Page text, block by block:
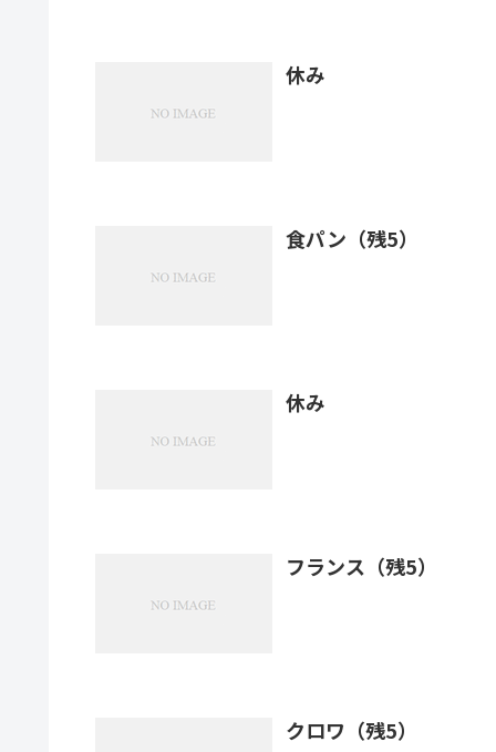
休み
食パン（残5）
休み
フランス（残5）
クロワ（残5）